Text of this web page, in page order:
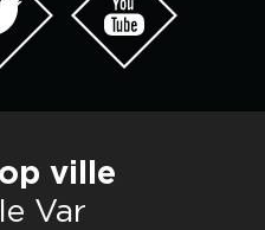
ville
Var